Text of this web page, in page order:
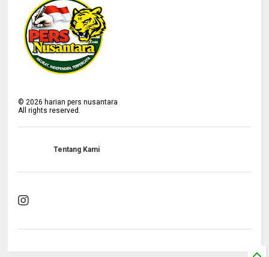
©2026 harian pers nusantara
All rights reserved.
Tentang Kami